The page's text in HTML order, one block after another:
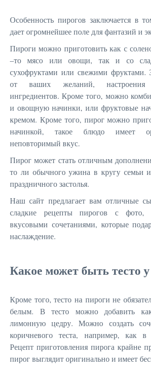
Особенность пирогов заключается в
дает огромнейшее поле для фантазий и
Пироги можно приготовить как с
–то мясо или овощи, так и со
сухофруктами или свежими фруктами.
от ваших желаний, настроения
ингредиентов. Кроме того, можно
и овощную начинки, или фруктовые
кремом. Кроме того, пирог можно
начинкой, такое блюдо имеет
неповторимый вкус.
Пирог может стать отличным
то ли обычного ужина в кругу семьи
праздничного застолья.
Наш сайт предлагает вам отличные
сладкие рецепты пирогов с фото,
вкусовыми сочетаниями, которые
наслаждение.
Какое может быть тесто
Кроме того, тесто на пироги не
белым. В тесто можно добавить
лимонную цедру. Можно создать
коричневого теста, например, как в
Рецепт приготовления пирога крайне
пирог выглядит оригинально и имеет